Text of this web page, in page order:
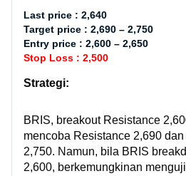
Last price : 2,640
Target price : 2,690 – 2,750
Entry price : 2,600 – 2,650
Stop Loss : 2,500
Strategi:
BRIS, breakout Resistance
mencoba Resistance 2,690
2,750. Namun, bila BRIS
2,600, berkemungkinan